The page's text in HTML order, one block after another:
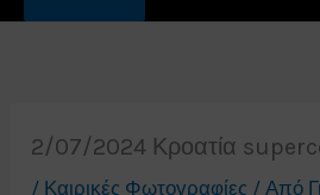
2/07/2024 Κροατία
/ Καιρικές Φωτογραφίες / Από